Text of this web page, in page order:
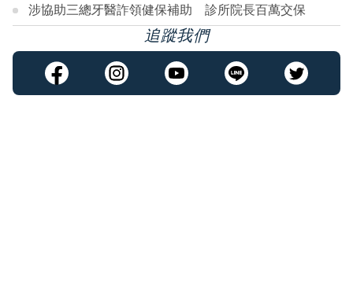
涉協助三總牙醫詐領健保補助 診所院長百萬交保
追蹤我們